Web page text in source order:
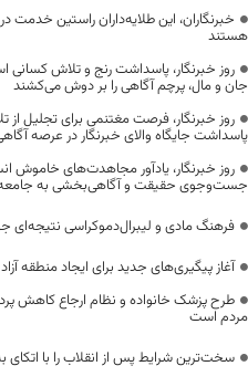
خبرنگاران، این طلایه‌داران راستین خدمت
هستند
روز خبرنگار، پاسداشت رنج و تلاش کسانی
جان و مال، پرچم آگاهی را بر دوش می‌کشند
روز خبرنگار، فرصت مغتنمی برای تجلیل
پاسداشت جایگاه والای خبرنگار در عرصه
روز خبرنگار، یادآور مجاهدت‌های خاموش
جست‌وجوی حقیقت و آگاهی‌بخشی به جامعه
فرهنگ مادی و لیبرال‌دموکراسی نتیجه‌ای
آغاز پیگیری‌های جدید برای ایجاد منطقه
طرح پزشک خانواده و نظام ارجاع کاهش
مردم است
سخت‌ترین شرایط پس از انقلاب را با